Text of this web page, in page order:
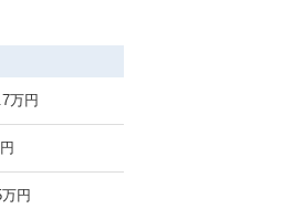
査定に申込む
査定に申込む
万円
円